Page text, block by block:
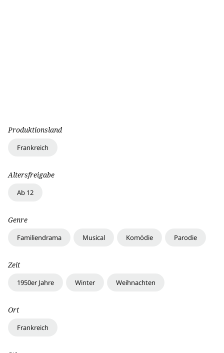
Produktionsland
Frankreich
Altersfreigabe
Ab 12
Genre
Familiendrama Musical Komödie Parodie
Zeit
1950er Jahre Winter Weihnachten
Ort
Frankreich